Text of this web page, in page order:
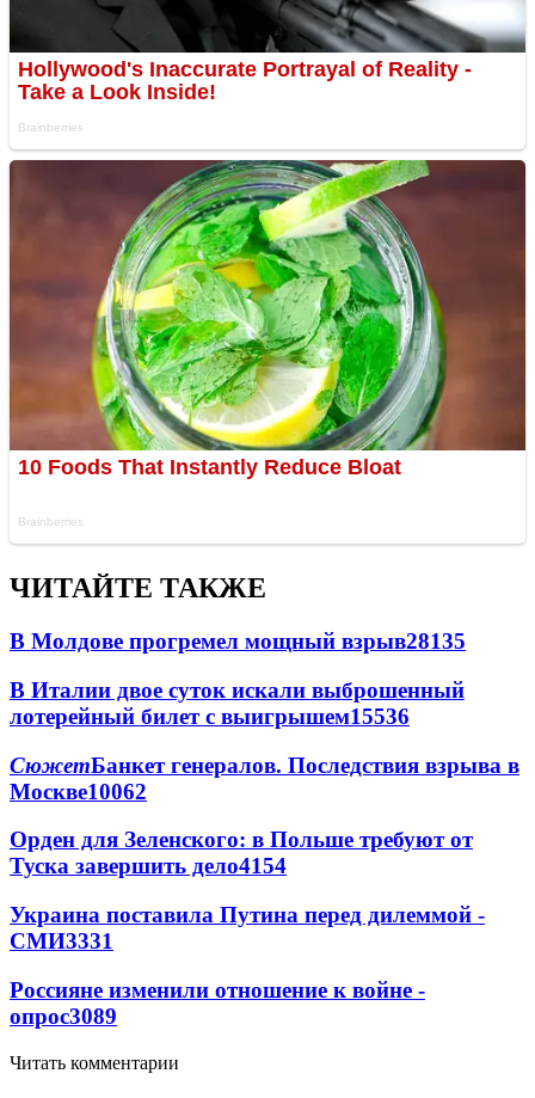
ЧИТАЙТЕ ТАКЖЕ
В Молдове прогремел мощный взрыв28135
В Италии двое суток искали выброшенный
лотерейный билет с выигрышем15536
СюжетБанкет генералов. Последствия взрыва в
Москве10062
Орден для Зеленского: в Польше требуют от
Туска завершить дело4154
Украина поставила Путина перед дилеммой -
СМИ3331
Россияне изменили отношение к войне -
опрос3089
Читать комментарии